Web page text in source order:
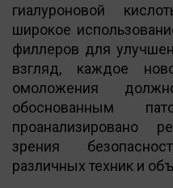
гиалуроновой
широкое
филлеров для
взгляд, каждое
омоложения
обоснованным
проанализировано
зрения
различных техник и